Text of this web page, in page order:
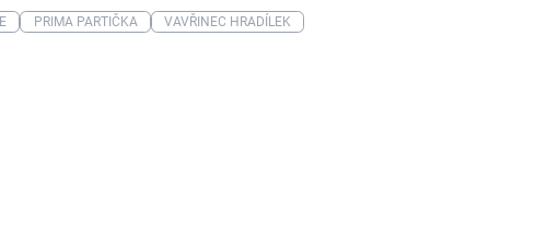
PRIMA PARTIČKA VAVŘINEC HRADÍLEK